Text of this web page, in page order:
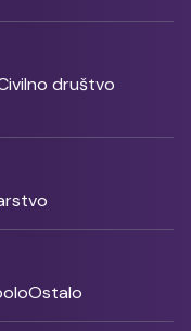
društvo
Ostalo